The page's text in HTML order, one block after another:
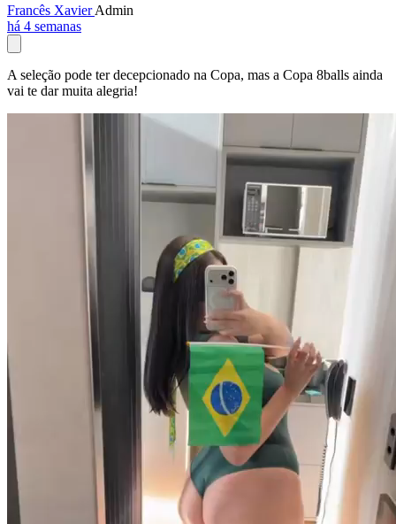
Francês XavierAdmin
há 4 semanas
A seleção pode ter decepcionado na Copa, mas a Copa 8balls ainda
vai te dar muita alegria!